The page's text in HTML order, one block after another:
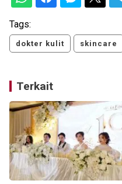
Tags:
dokter kulit skincare
Terkait